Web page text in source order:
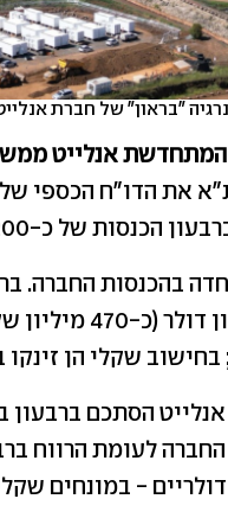
"בראון" של חברת
המתחדשת אנלייט
הדו"ח הכספי שלה לרבעון
של כ-200 מיליון דולר (כ-623 מיליון שקל).
זינקו בכ-33%; ההפרש נובע מירידת שער
- במונחים